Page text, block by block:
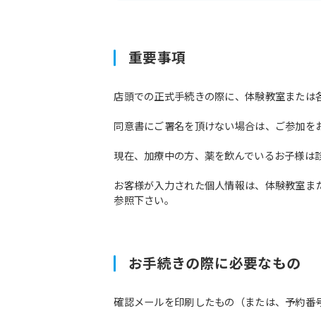
重要事項
店頭での正式手続きの際に、体験教室または
同意書にご署名を頂けない場合は、ご参加を
現在、加療中の方、薬を飲んでいるお子様は
お客様が入力された個人情報は、体験教室ま
参照下さい。
お手続きの際に必要なもの
確認メールを印刷したもの（または、予約番